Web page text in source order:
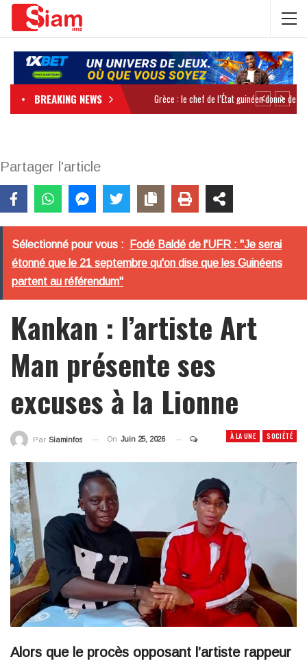
BREAKING NEWS
Partager l'article
Sélectionné pour vous :
Fodé Baldé de l'UFR : "Je serai
étonné que le 21 septembre qu'on dise que les Guinéens
partent au référendum"
Kankan : l’artiste Art
Man présente ses
excuses à la Lionne
À LA UNE SOCIÉTÉ
Par Siaminfos On Juin 25, 2026
Alors que le procès opposant l’artiste rappeur